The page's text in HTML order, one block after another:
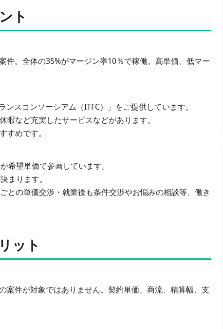
ト
。 全体の35%がマージン率10％で稼働。 高単価、低マー
スコンソーシアム（ITFC）」をご提供しています。
暇など充実したサービスなどがあります。
すめです。
希望単価で参画しています。
まります。
との単価交渉 ・ 就業後も条件交渉やお悩みの相談等、働き
ット
案件が対象ではありません。契約単価、商流、精算幅、支